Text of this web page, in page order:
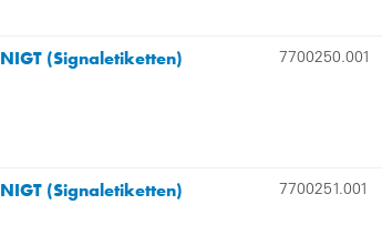
(Signaletiketten) 7700250.001
(Signaletiketten) 7700251.001